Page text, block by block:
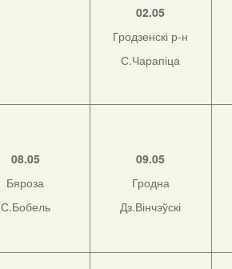
02.05
Гродзенскі р-н
С.Чарапіца
08.05
Бяроза
С.Бобель
09.05
Гродна
Дз.Вінчэўскі